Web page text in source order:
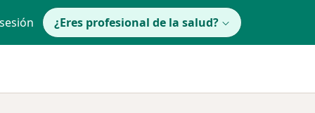
¿Eres profesional de la salud?